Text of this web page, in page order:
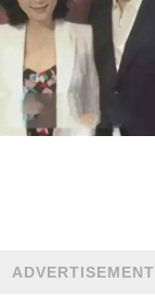
ADVERTISEMENT